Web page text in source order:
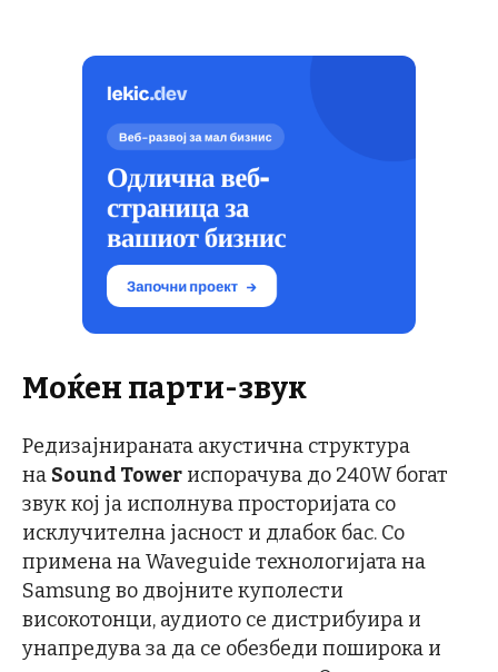
Моќен парти-звук
Редизајнираната акустична структура
на Sound Tower испорачува до 240W богат
звук кој ја исполнува просторијата со
исклучителна јасност и длабок бас. Со
примена на Waveguide технологијата на
Samsung во двојните куполести
високотонци, аудиото се дистрибуира и
унапредува за да се обезбеди поширока и